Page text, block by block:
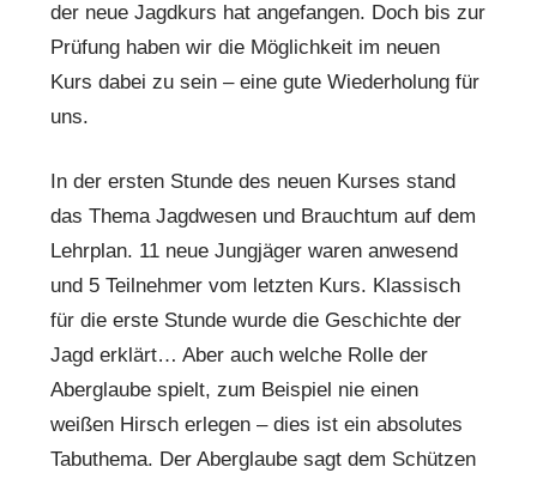
der neue Jagdkurs hat angefangen. Doch bis zur
Prüfung haben wir die Möglichkeit im neuen
Kurs dabei zu sein – eine gute Wiederholung für
uns.
In der ersten Stunde des neuen Kurses stand
das Thema Jagdwesen und Brauchtum auf dem
Lehrplan. 11 neue Jungjäger waren anwesend
und 5 Teilnehmer vom letzten Kurs. Klassisch
für die erste Stunde wurde die Geschichte der
Jagd erklärt… Aber auch welche Rolle der
Aberglaube spielt, zum Beispiel nie einen
weißen Hirsch erlegen – dies ist ein absolutes
Tabuthema. Der Aberglaube sagt dem Schützen